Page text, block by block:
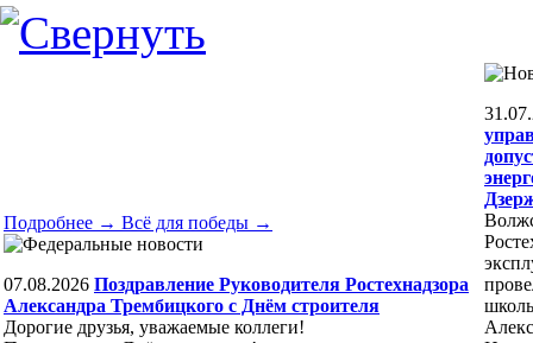
Подробнее → Всё для победы →
07.08.2026 Поздравление Руководителя Ростехнадзора
Александра Трембицкого с Днём строителя
Дорогие друзья, уважаемые коллеги!